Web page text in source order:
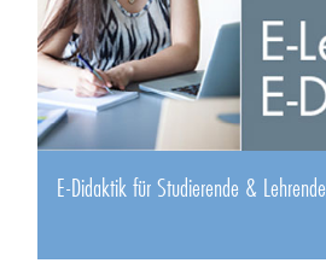
E-Didaktik für Studierende & Lehrende